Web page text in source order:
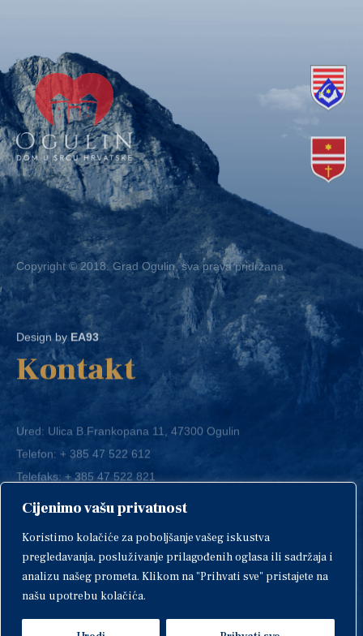
Cijenimo vašu privatnost
Koristimo kolačiće za poboljšanje vašeg iskustva
pregledavanja, posluživanje prilagođenih oglasa ili sadržaja i
analizu našeg prometa. Klikom na "Prihvati sve" pristajete na
našu upotrebu kolačića.
Copyright © 2018. Grad Ogulin, sva prava pridržana.
Design by EA93
Kontakt
Telefon:+ 385 47 522 612
Telefaks:+ 385 47 522 821
E-mail:grad-ogulin@ogulin.hr